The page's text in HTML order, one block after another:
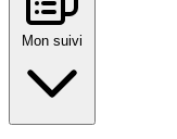
Mon suivi